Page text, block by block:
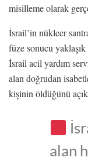
misilleme olarak
İsrail’in nükleer
füze sonucu
İsrail acil yardım
alan doğrudan
kişinin öldüğünü
alan